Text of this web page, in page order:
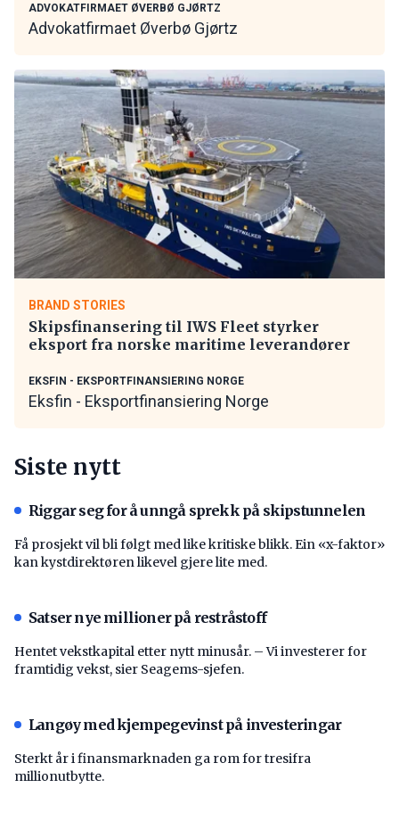
ADVOKATFIRMAET ØVERBØ GJØRTZ
Advokatfirmaet Øverbø Gjørtz
BRAND STORIES
Skipsfinansering til IWS Fleet styrker
eksport fra norske maritime leverandører
EKSFIN - EKSPORTFINANSIERING NORGE
Eksfin - Eksportfinansiering Norge
Siste nytt
Riggar seg for å unngå sprekk på skipstunnelen
Få prosjekt vil bli følgt med like kritiske blikk. Ein «x-faktor»
kan kystdirektøren likevel gjere lite med.
Satser nye millioner på restråstoff
Hentet vekstkapital etter nytt minusår. – Vi investerer for
framtidig vekst, sier Seagems-sjefen.
Langøy med kjempegevinst på investeringar
Sterkt år i finansmarknaden ga rom for tresifra
millionutbytte.